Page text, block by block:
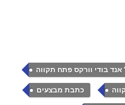
בודי וורקס פתח תקווה ,
, כתבת מבצעים ,